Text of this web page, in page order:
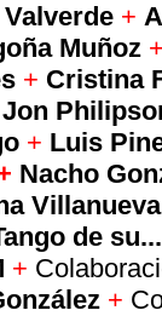
+
Muñoz
+ Cristina
Jon
+ Luis
Nacho
de
+
+